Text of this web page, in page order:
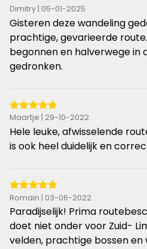
5
van
de
5
sterren
Dimitry | 05-01-2025
Gisteren deze wandeling
prachtige, gevarieerde
begonnen en halverwege in
gedronken.
5
van
de
Maartje | 29-10-2022
Hele leuke, afwisselende
is ook heel duidelijk en
5
van
de
5
Romain | 03-06-2022
Paradijselijk! Prima
doet niet onder voor Zuid-
velden, prachtige bossen en